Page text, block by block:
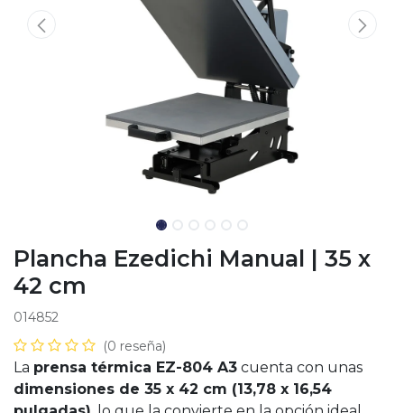
Plancha Ezedichi Manual | 35 x
42 cm
014852
(0 reseña)
La prensa térmica EZ-804 A3 cuenta con unas
dimensiones de 35 x 42 cm (13,78 x 16,54